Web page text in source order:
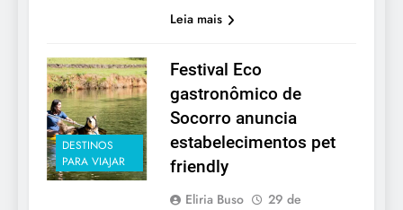
Leia mais
DESTINOS
PARA VIAJAR
Festival Eco
gastronômico de
Socorro anuncia
estabelecimentos pet
friendly
Eliria Buso
29 de